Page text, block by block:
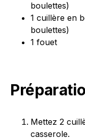
boulettes)
1 cuillère en
boulettes)
1 fouet
Mettez 2
casserole.